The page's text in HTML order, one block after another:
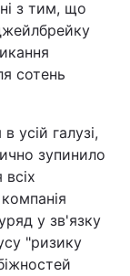
з тим, що
сотень
усій галузі,
зупинило
у зв'язку
"ризику